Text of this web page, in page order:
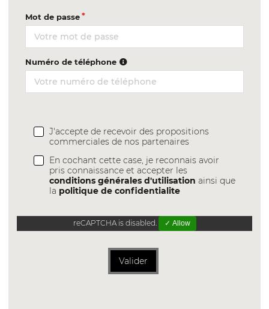
Mot de passe
Numéro de téléphone
J'accepte de recevoir des propositions
commerciales de nos partenaires
En cochant cette case, je reconnais avoir
pris connaissance et accepter les
conditions générales d'utilisation ainsi que
la politique de confidentialite
reCAPTCHA is disabled. ✓ Allow
Valider